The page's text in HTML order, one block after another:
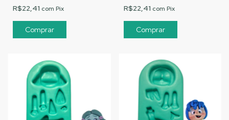
R$22,41 com Pix R$22,41 com Pix